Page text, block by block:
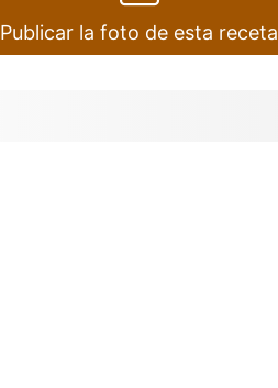
Publicar la foto de esta receta